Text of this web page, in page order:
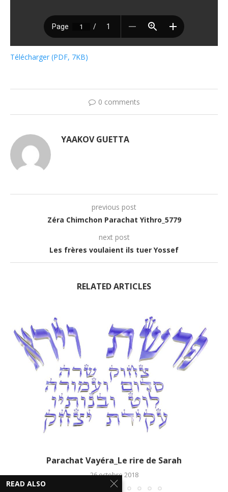
Télécharger (PDF, 7KB)
0 comments
YAAKOV GUETTA
previous post
Zéra Chimchon Parachat Yithro_5779
next post
Les frères voulaient ils tuer Yossef
RELATED ARTICLES
Parachat Vayéra_Le rire de Sarah
26 octobre 2018
READ ALSO